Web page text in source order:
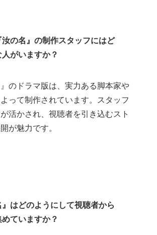
汝の名』の制作スタッフにはど
がいますか？
』のドラマ版は、実力ある脚本家や
って制作されています。スタッフ
活かされ、視聴者を引き込むスト
が魅力です。
』はどのようにして視聴者から
めていますか？